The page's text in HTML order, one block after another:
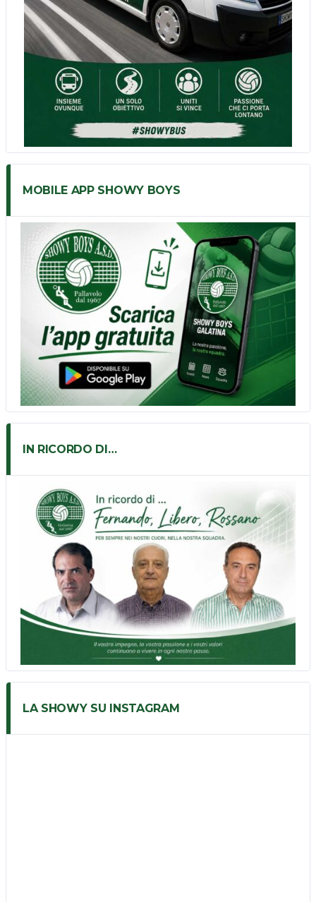
MOBILE APP SHOWY BOYS
IN RICORDO DI…
LA SHOWY SU INSTAGRAM